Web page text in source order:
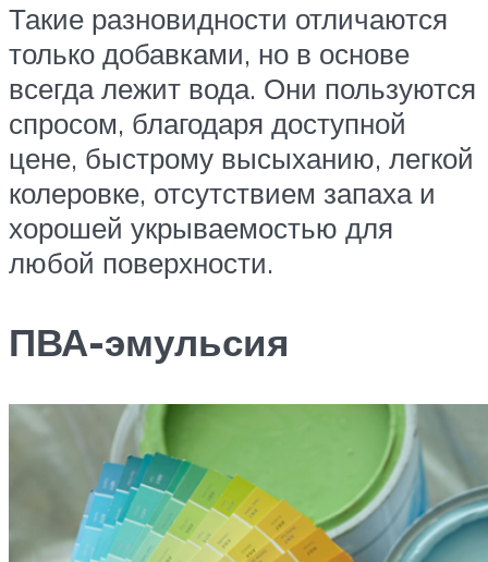
Такие разновидности отличаются
только добавками, но в основе
всегда лежит вода. Они пользуются
спросом, благодаря доступной
цене, быстрому высыханию, легкой
колеровке, отсутствием запаха и
хорошей укрываемостью для
любой поверхности.
ПВА-эмульсия